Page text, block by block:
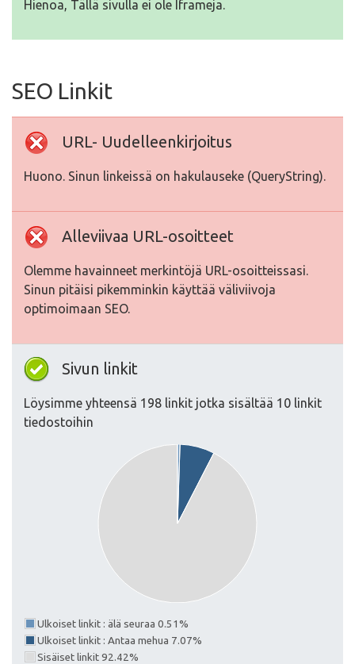
Hienoa, Tällä sivulla ei ole Iframeja.
SEO Linkit
URL- Uudelleenkirjoitus
Huono. Sinun linkeissä on hakulauseke (QueryString).
Alleviivaa URL-osoitteet
Olemme havainneet merkintöjä URL-osoitteissasi.
Sinun pitäisi pikemminkin käyttää väliviivoja
optimoimaan SEO.
Sivun linkit
Löysimme yhteensä 198 linkit jotka sisältää 10 linkit
tiedostoihin
Ulkoiset linkit : älä seuraa 0.51%
Ulkoiset linkit : Antaa mehua 7.07%
Sisäiset linkit 92.42%